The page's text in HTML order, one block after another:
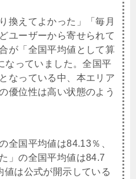
換えてよかった」「毎月
ユーザーから寄せられて
が「全国平均値として算
なっていました。全国平
なっている中、本エリア
優位性は高い状態のよう
全国平均値は84.13％、
」の全国平均値は84.7
は公式が開示している